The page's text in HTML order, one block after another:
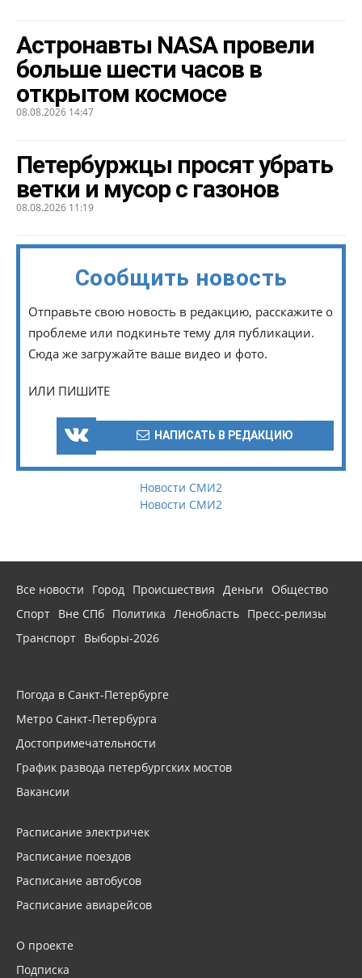
Астронавты NASA провели
больше шести часов в
открытом космосе
08.08.2026 14:47
Петербуржцы просят убрать
ветки и мусор с газонов
08.08.2026 11:19
Сообщить новость
Отправьте свою новость в редакцию, расскажите о
проблеме или подкиньте тему для публикации.
Сюда же загружайте ваше видео и фото.
ИЛИ ПИШИТЕ
НАПИСАТЬ В РЕДАКЦИЮ
Новости СМИ2
Новости СМИ2
Все новости Город Происшествия Деньги
Общество
Спорт Вне СПб Политика Ленобласть Пресс-релизы
Транспорт Выборы-2026
Погода в Санкт-Петербурге
Метро Санкт-Петербурга
Достопримечательности
График развода петербургских мостов
Вакансии
Расписание электричек
Расписание поездов
Расписание автобусов
Расписание авиарейсов
О проекте
Подписка